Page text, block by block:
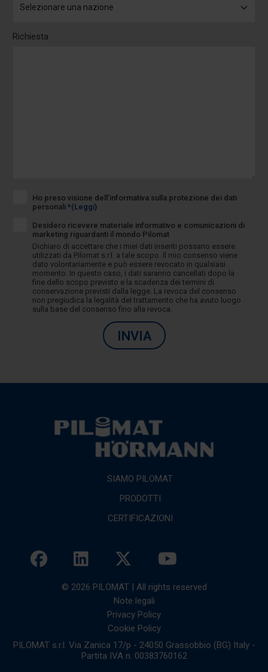
Richiesta
Ho preso visione dell’informativa sulla protezione dei dati
personali *(Leggi)
Desidero ricevere materiale informativo e comunicazioni di
marketing riguardanti il mondo Pilomat
Dichiaro di accettare che i miei dati inseriti possano essere
utilizzati da Pilomat s.r.l. a tale scopo. Il mio consenso viene
dato volontariamente e può essere revocato in qualsiasi
momento. In questo caso, i dati saranno cancellati dopo la
fine dello scopo previsto e la scadenza dei termini di
conservazione previsti dalla legge. La revoca del consenso
non pregiudica la legalità del trattamento che ha avuto luogo
sulla base del consenso fino alla revoca.
INVIA
SIAMO PILOMAT
PRODOTTI
CERTIFICAZIONI
© 2026 PILOMAT | All rights reserved
Note legali
Privacy Policy
Cookie Policy
PILOMAT s.r.l. Via Zanica 17/p - 24050 Grassobbio (BG) Italy -
Partita IVA n. 00383760162